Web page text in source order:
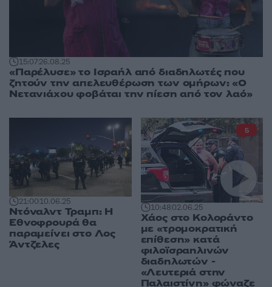
15:0726.08.25
«Παρέλυσε» το Ισραήλ από διαδηλωτές που
ζητούν την απελευθέρωση των ομήρων: «Ο
Νετανιάχου φοβάται την πίεση από τον λαό»
21:0010.06.25
Ντόναλντ Τραμπ: Η
Εθνοφρουρά θα
παραμείνει στο Λος
Άντζελες
10:4802.06.25
Χάος στο Κολοράντο
με «τρομοκρατική
επίθεση» κατά
φιλοϊσραηλινών
διαδηλωτών -
«Λευτεριά στην
Παλαιστίνη» φώναζε
5